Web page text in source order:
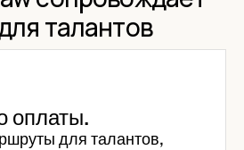
талантов
оплаты.
для талантов,